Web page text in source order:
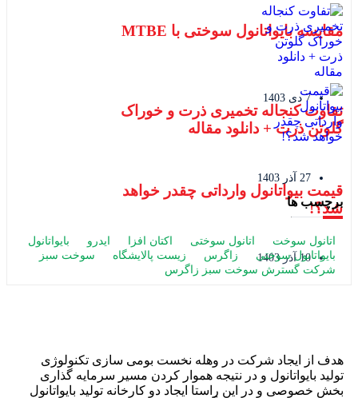
مقایسه بایواتانول سوختی با MTBE
7 دی 1403
تفاوت کنجاله تخمیری ذرت و خوراک
گلوتن ذرت + دانلود مقاله
27 آذر 1403
قیمت بیواتانول وارداتی چقدر خواهد
شد؟!
10 آذر 1403
برچسب ها
اتانول سوخت اتانول سوختی اکتان افزا ایدرو
بایواتانول
بایواتانول سوختی
زاگرس زیست پالایشگاه
سوخت سبز
شرکت گسترش سوخت سبز زاگرس
هدف از ایجاد شرکت در وهله نخست بومی سازی تکنولوژی
تولید بایواتانول و در نتیجه هموار کردن مسیر سرمایه گذاری
بخش خصوصی و در این راستا ایجاد دو کارخانه تولید بایواتانول